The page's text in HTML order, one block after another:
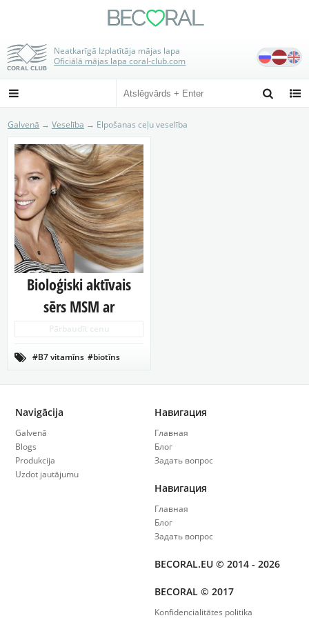
BECRAL
Neatkarīgā Izplatītāja mājas lapa
Oficiālā mājas lapa coral-club.com
 

Galvenā → Veselība → Elpošanas ceļu veselība
Bioloģiski aktīvais
sērs MSM ar
biotīnu – Jūsu
skaistuma sargi
Pārbaudīt cenu
 #B7 vitamīns #biotīns
#metilsulfonilmetāns
#veselīga āda
Navigācija
Galvenā
Blogs
Produkcija
Uzdot jautājumu
Навигация
Главная
Блог
Задать вопрос
Навигация
Главная
Блог
Задать вопрос
BECORAL.EU © 2014 - 2026
BECORAL © 2017
Konfidencialitātes politika